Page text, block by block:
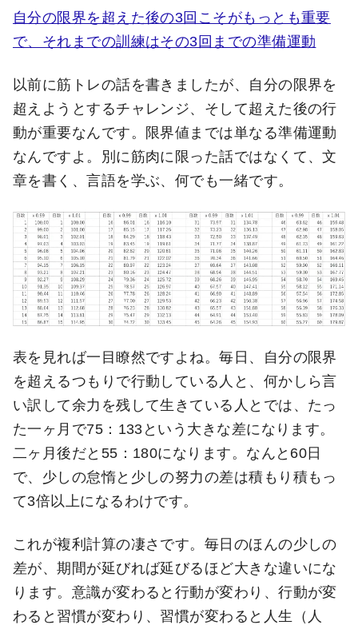
自分の限界を超えた後の3回こそがもっとも重要
で、それまでの訓練はその3回までの準備運動
以前に筋トレの話を書きましたが、自分の限界を
超えようとするチャレンジ、そして超えた後の行
動が重要なんです。限界値までは単なる準備運動
なんですよ。別に筋肉に限った話ではなくて、文
章を書く、言語を学ぶ、何でも一緒です。
表を見れば一目瞭然ですよね。毎日、自分の限界
を超えるつもりで行動している人と、何かしら言
い訳して余力を残して生きている人とでは、たっ
た一ヶ月で75：133という大きな差になります。
二ヶ月後だと55：180になります。なんと60日
で、少しの怠惰と少しの努力の差は積もり積もっ
て3倍以上になるわけです。
これが複利計算の凄さです。毎日のほんの少しの
差が、期間が延びれば延びるほど大きな違いにな
ります。意識が変わると行動が変わり、行動が変
わると習慣が変わり、習慣が変わると人生（人